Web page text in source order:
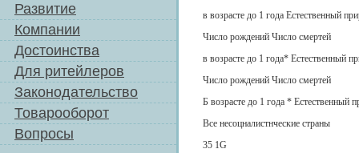
Развитие
Компании
Достоинства
Для ритейлеров
Законодательство
Товарооборот
Вопросы
в возрасте до 1 года Естественный
Число рождений Число смертей
в возрасте до 1 года* Естественный
Число рождений Число смертей
Б возрасте до 1 года * Естественный
Все несоцналистнческие страны
35 1G